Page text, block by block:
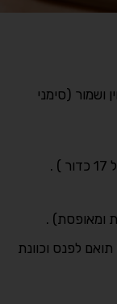
ושמור (סימני
פנס ( TLR-7/Olight ) + נרתיק Custom תואם לפנס וכוונת